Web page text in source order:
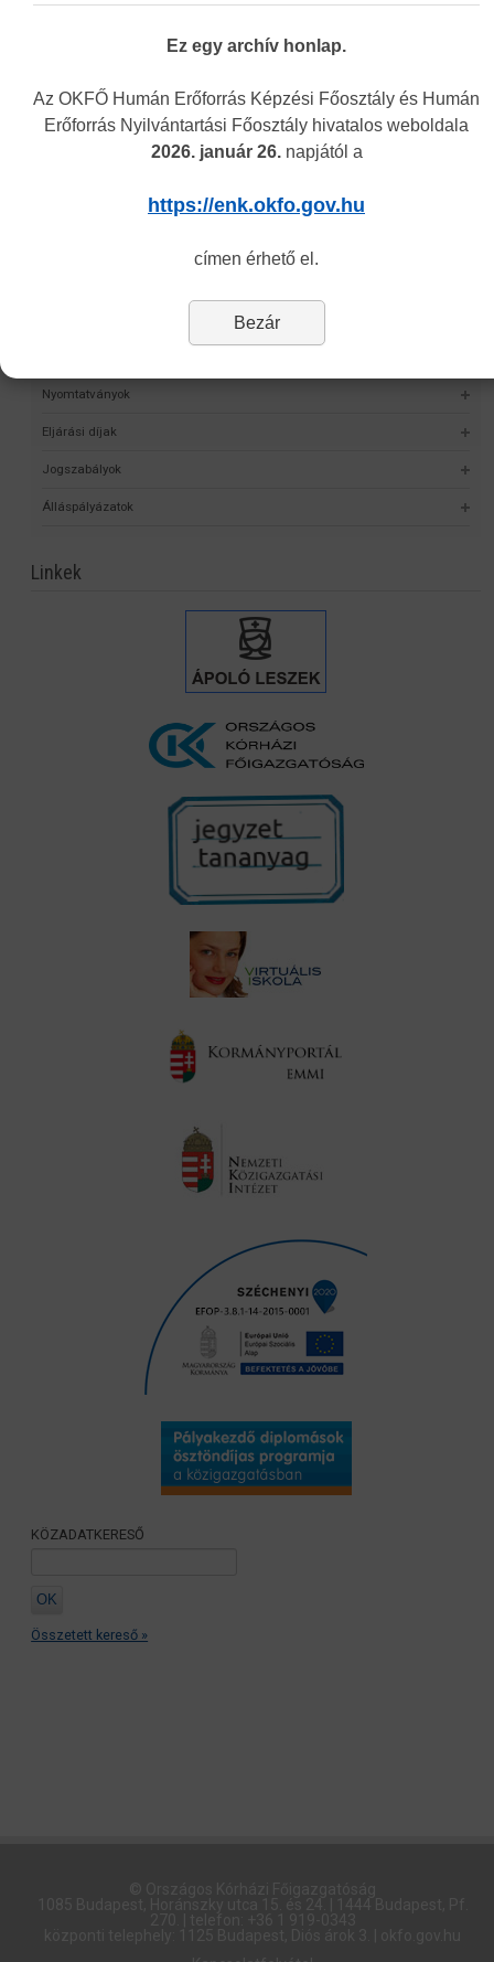
Képzési Központ hírei
Alap- és Működési Kereső
Nyomtatványok
Eljárási díjak
Jogszabályok
Álláspályázatok
Linkek
KÖZADATKERESŐ
Összetett kereső »
Ez egy archív honlap.
Az OKFŐ Humán Erőforrás Képzési Főosztály és Humán
Erőforrás Nyilvántartási Főosztály hivatalos weboldala
2026. január 26.napjától a
https://enk.okfo.gov.hu
címen érhető el.
Bezár